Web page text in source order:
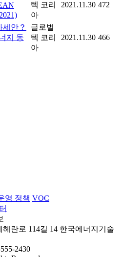
텍 코리
아
2021.11.30 472
세안？
지 동
글로벌
텍 코리
아
2021.11.30 466
영 정책 VOC
란로 114길 14 한국에너지기술
2430